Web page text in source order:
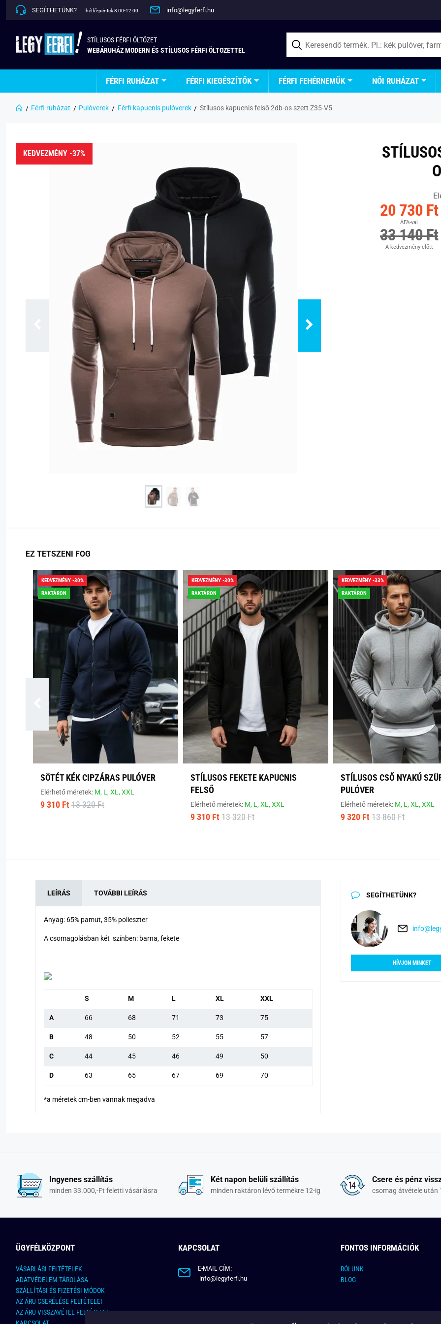
SEGÍTHETÜNK? hétfő-péntek 8:00-12:00 info@legyferfi.hu
STÍLUSOS FÉRFI ÖLTÖZET
WEBÁRUHÁZ MODERN ÉS STÍLUSOS FÉRFI ÖLTOZETTEL
FÉRFI RUHÁZAT FÉRFI KIEGÉSZÍTŐK FÉRFI FEHÉRNEMŰK NŐI RUHÁZAT
Férfi ruházat Pulóverek Férfi kapucnis pulóverek Stílusos kapucnis felső 2db-os szett Z35-V5
KEDVEZMÉNY -37%
20 730 Ft
ÁFA-val
33 140 Ft
A kedvezmény előtt
EZ TETSZENI FOG
KEDVEZMÉNY -30%
RAKTÁRON
SÖTÉT KÉK CIPZÁRAS PULÓVER
Elérhető méretek: M, L,XL,XXL
9 310 Ft 13 320 Ft
KEDVEZMÉNY -30%
RAKTÁRON
STÍLUSOS FEKETE KAPUCNIS
FELSŐ
Elérhető méretek: M, L,XL,XXL
9 310 Ft 13 320 Ft
KEDVEZMÉNY -33%
RAKTÁRON
STÍLUSOS CSŐ NYAKÚ
PULÓVER
Elérhető méretek: M, L,XL,XXL
9 320 Ft 13 860 Ft
LEÍRÁS TOVÁBBI LEÍRÁS
Anyag: 65% pamut, 35% polieszter
A csomagolásban két színben: barna, fekete
S M L XL XXL
A 66 68 71 73 75
B 48 50 52 55 57
C 44 45 46 49 50
D 63 65 67 69 70
*a méretek cm-ben vannak megadva
SEGÍTHETÜNK?
HÍVJON MINKET
Ingyenes szállítás
minden 33.000,-Ft feletti vásárlásra
Két napon belüli szállítás
minden raktáron lévő termékre 12-ig
Csere és pénz
csomag átvétele után
ÜGYFÉLKÖZPONT
VÁSARLÁSI FELTÉTELEK
ADATVÉDELEM TÁROLÁSA
SZÁLLÍTÁSI ÉS FIZETÉSI MÓDOK
AZ ÁRU CSERÉLÉSE FELTÉTELEI
AZ ÁRU VISSZAVÉTEL FELTÉTELEI
KAPCSOLAT
E-MAIL CÍM:
info@legyferfi.hu
FONTOS INFORMÁCIÓK
RÓLUNK
BLOG